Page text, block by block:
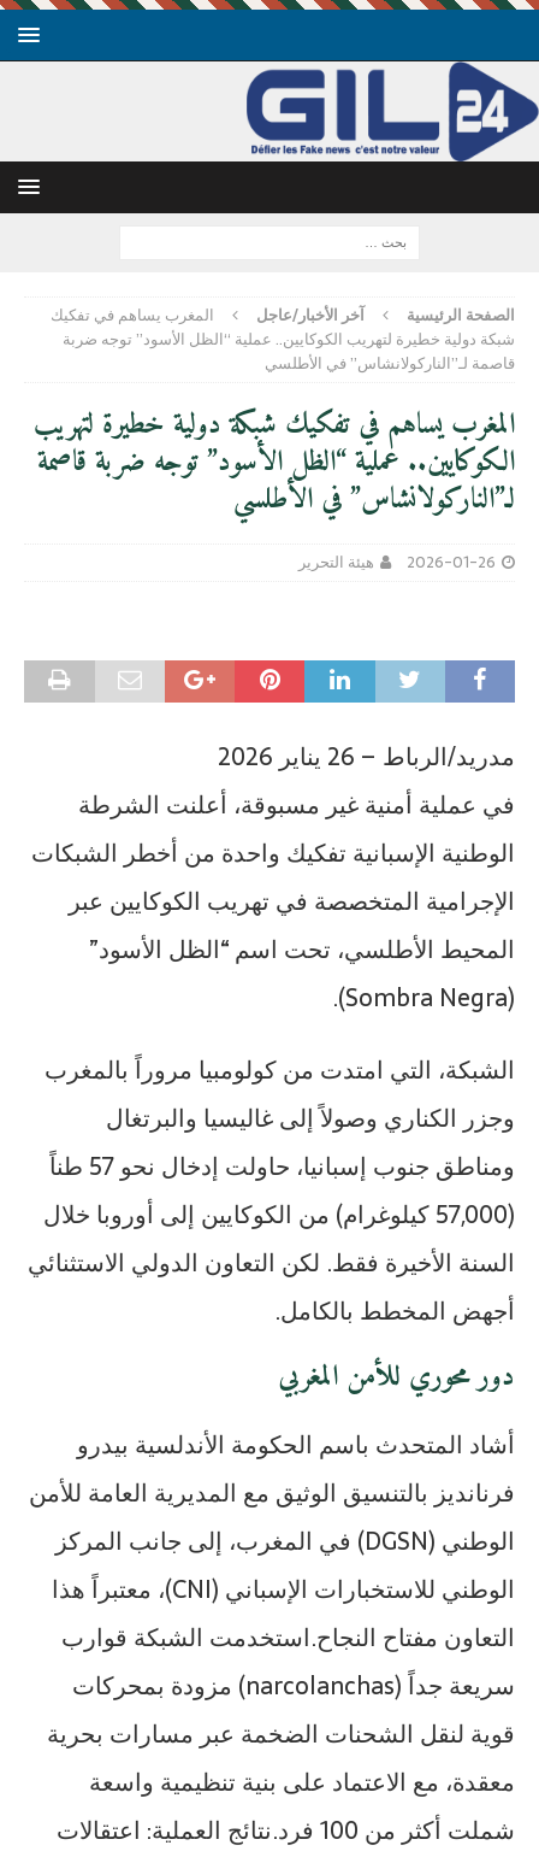
الصفحة الرئيسية آخر الأخبار/عاجل
المغرب يساهم في تفكيك
شبكة دولية خطيرة لتهريب الكوكايين.. عملية “الظل الأسود” توجه ضربة
قاصمة لـ”الناركولانشاس” في الأطلسي
المغرب يساهم في تفكيك شبكة دولية خطيرة لتهريب
الكوكايين.. عملية “الظل الأسود” توجه ضربة قاصمة
لـ”الناركولانشاس” في الأطلسي
2026-01-26 هيئة التحرير
مدريد/الرباط – 26 يناير 2026
في عملية أمنية غير مسبوقة، أعلنت الشرطة
الوطنية الإسبانية تفكيك واحدة من أخطر الشبكات
الإجرامية المتخصصة في تهريب الكوكايين عبر
المحيط الأطلسي، تحت اسم “الظل الأسود”
(Sombra Negra).
الشبكة، التي امتدت من كولومبيا مروراً بالمغرب
وجزر الكناري وصولاً إلى غاليسيا والبرتغال
ومناطق جنوب إسبانيا، حاولت إدخال نحو 57 طناً
(57,000 كيلوغرام) من الكوكايين إلى أوروبا خلال
السنة الأخيرة فقط. لكن التعاون الدولي الاستثنائي
أجهض المخطط بالكامل.
دور محوري للأمن المغربي
أشاد المتحدث باسم الحكومة الأندلسية بيدرو
فرنانديز بالتنسيق الوثيق مع المديرية العامة للأمن
الوطني (DGSN) في المغرب، إلى جانب المركز
الوطني للاستخبارات الإسباني (CNI)، معتبراً هذا
التعاون مفتاح النجاح.استخدمت الشبكة قوارب
سريعة جداً (narcolanchas) مزودة بمحركات
قوية لنقل الشحنات الضخمة عبر مسارات بحرية
معقدة، مع الاعتماد على بنية تنظيمية واسعة
شملت أكثر من 100 فرد.نتائج العملية: اعتقالات